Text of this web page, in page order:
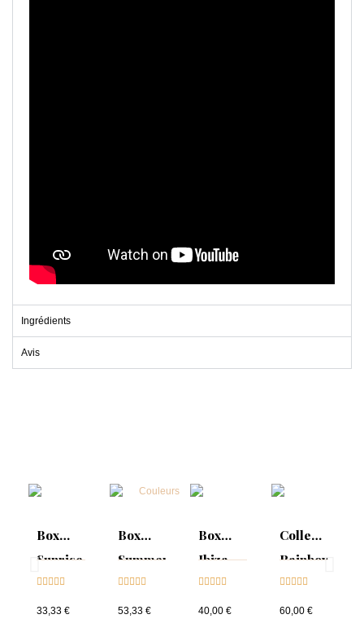
Ingrédients
Avis
Box
Sunrise
Collection
& Tips

33,33 €
Box
Summer
Mood :
ON

53,33 €
Box
Ibiza
Collection
& Tips

40,00 €
Collection
Rainbow
Tips &
nuancier

60,00 €